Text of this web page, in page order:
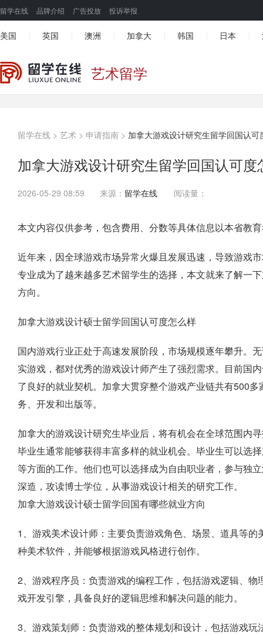
留学在线 品牌介绍 广告投放 投诉举报
美国 英国 澳洲 加拿大 韩国 日本
艺术留学
留学在线 > 艺术 > 申请指南 > 加拿大游戏设计研究生留学回国认
加拿大游戏设计研究生留学回国认可
2026-05-29 08:59 来源： 留学在线 阅读量：
本文内容仅供参考，包含费用、分数等具体信息以本省教
近年来，因全球游戏市场异常火爆且发展迅速，导致游戏
专业成为了越来越多艺术留学生的选择，本文就来了解一
方向。
加拿大游戏设计硕士留学回国认可度怎么样
国内游戏行业正处于高速发展阶段，市场规模逐年攀升。
实游戏，都对优秀的游戏设计师产生了强烈需求。目前国
了良好的就业契机。加拿大贯穿整个游戏产业链共有500
务、开发和出版等。
加拿大的游戏设计研究生毕业后，将有机会在全球范围内
毕业生通常能够获得丰富多样的就业机会。毕业生可以选
等方面的工作。他们也可以选择成为自由职业者，参与独
深造，攻读博士学位，从事游戏设计相关的研究工作。
加拿大游戏设计硕士留学回国有哪些就业方向
1、游戏美术设计师：主要负责游戏角色、场景、道具等
种美术软件，并能够根据游戏风格进行创作。
2、游戏程序员：负责游戏的编程工作，包括游戏逻辑、
戏开发引擎，具备良好的逻辑思维和解决问题的能力。
3、游戏策划师：负责游戏的整体规划和设计，包括游戏